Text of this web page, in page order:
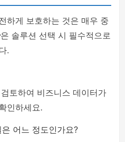
하게 보호하는 것은 매우 중
은 솔루션 선택 시 필수적으로
.
토하여 비즈니스 데이터가
인하세요.
어느 정도인가요?